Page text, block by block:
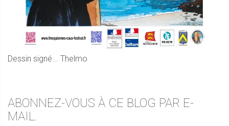
Dessin signé... Thelmo
ABONNEZ-VOUS À CE BLOG PAR E-
MAIL.